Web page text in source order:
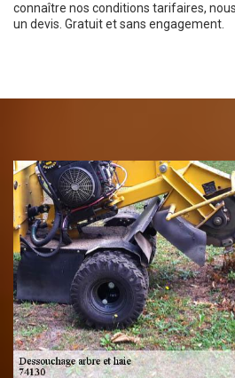
connaître nos conditions tarifaires,
un devis. Gratuit et sans engagement.